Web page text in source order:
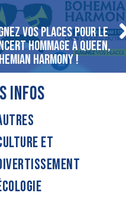
vos places pour le
Hommage à Queen,
Harmony !
INFOS
ET